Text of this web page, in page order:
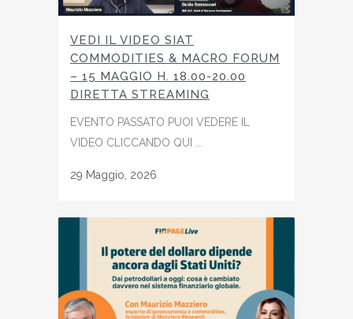
VEDI IL VIDEO SIAT
COMMODITIES & MACRO FORUM
– 15 MAGGIO H. 18.00-20.00
DIRETTA STREAMING
EVENTO PASSATO PUOI VEDERE IL
VIDEO CLICCANDO QUI ...
29 Maggio, 2026